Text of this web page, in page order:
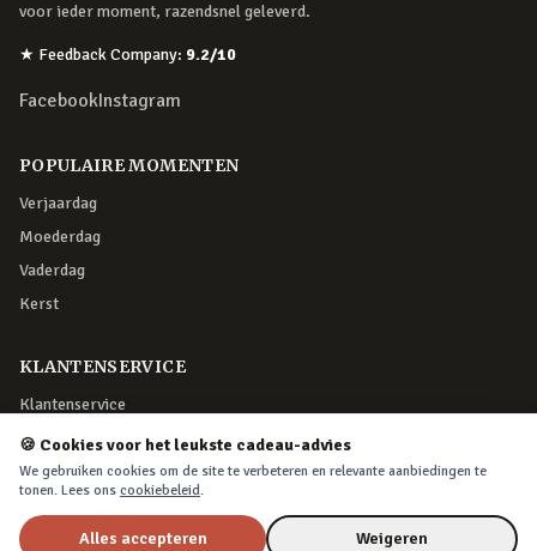
voor ieder moment, razendsnel geleverd.
★ Feedback Company: 9.2/10
FacebookInstagram
POPULAIRE MOMENTEN
Verjaardag
Moederdag
Vaderdag
Kerst
KLANTENSERVICE
Klantenservice
Retourneren
Bestelling herroepen
Algemene voorwaarden
🍪 Cookies voor het leukste cadeau-advies
We gebruiken cookies om de site te verbeteren en relevante aanbiedingen te
tonen. Lees ons cookiebeleid.
Alles accepteren Weigeren